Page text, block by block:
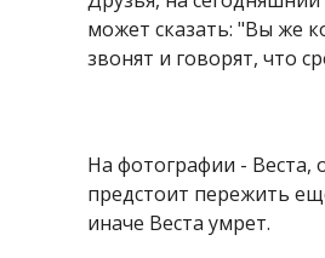
может сказать: "Вы же
звонят и говорят, что
На фотографии - Веста,
предстоит пережить
иначе Веста умрет.